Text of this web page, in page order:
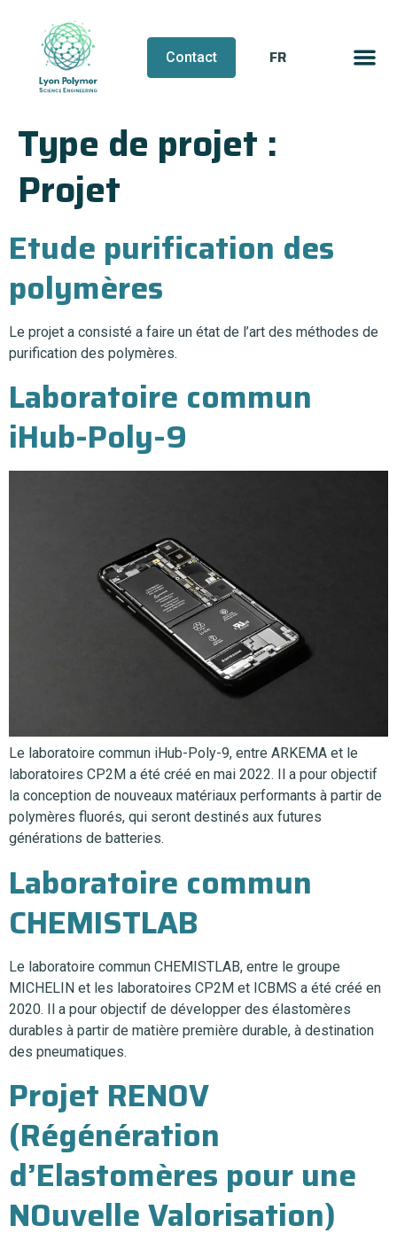
Contact FR
EN
Type de projet :
Projet
Etude purification des
polymères
Le projet a consisté a faire un état de l’art des méthodes de
purification des polymères.
Laboratoire commun
iHub-Poly-9
Le laboratoire commun iHub-Poly-9, entre ARKEMA et le
laboratoires CP2M a été créé en mai 2022. Il a pour objectif
la conception de nouveaux matériaux performants à partir de
polymères fluorés, qui seront destinés aux futures
générations de batteries.
Laboratoire commun
CHEMISTLAB
Le laboratoire commun CHEMISTLAB, entre le groupe
MICHELIN et les laboratoires CP2M et ICBMS a été créé en
2020. Il a pour objectif de développer des élastomères
durables à partir de matière première durable, à destination
des pneumatiques.
Projet RENOV
(Régénération
d’Elastomères pour une
NOuvelle Valorisation)